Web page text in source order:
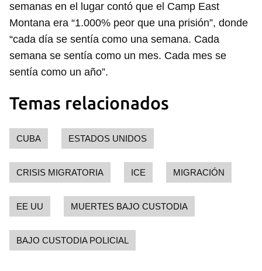
Para poder guardar como favorito, primero has de
iniciar sesión con tu cuenta de 14ymedio.
INICIAR SESIÓN CANCELAR
semanas en el lugar contó que el Camp East
Montana era “1.000% peor que una prisión”, donde
“cada día se sentía como una semana. Cada
semana se sentía como un mes. Cada mes se
sentía como un año”.
Temas relacionados
CUBA ESTADOS UNIDOS
CRISIS MIGRATORIA ICE MIGRACIÓN
EE UU MUERTES BAJO CUSTODIA
BAJO CUSTODIA POLICIAL